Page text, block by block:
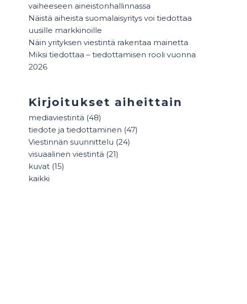
vaiheeseen aineistonhallinnassa
Näistä aiheista suomalaisyritys voi tiedottaa
uusille markkinoille
Näin yrityksen viestintä rakentaa mainetta
Miksi tiedottaa – tiedottamisen rooli vuonna
2026
Kirjoitukset aiheittain
mediaviestintä (48)
tiedote ja tiedottaminen (47)
Viestinnän suunnittelu (24)
visuaalinen viestintä (21)
kuvat (15)
kaikki